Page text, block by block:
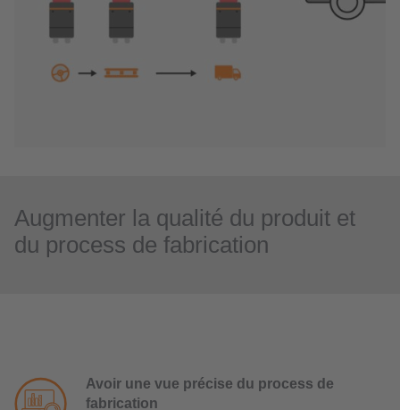
Augmenter la qualité du produit et
du process de fabrication
Avoir une vue précise du process de
fabrication